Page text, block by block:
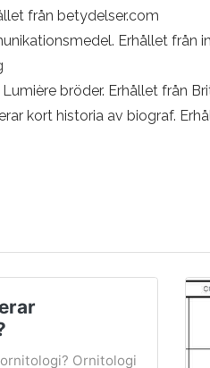
från betydelser.com
Erhållet från
bröder. Erhållet från
kort historia av biograf.
Ornitologi